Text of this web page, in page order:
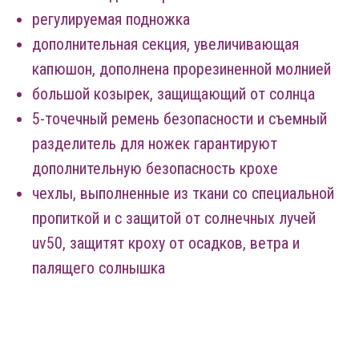
регулируемая подножка
дополнительная секция, увеличивающая
капюшон, дополнена прорезиненной молнией
большой козырек, защищающий от солнца
5-точечный ремень безопасности и съемный
разделитель для ножек гарантируют
дополнительную безопасность крохе
чехлы, выполненные из ткани со специальной
пропиткой и с защитой от солнечных лучей
uv50, защитят кроху от осадков, ветра и
палящего солнышка